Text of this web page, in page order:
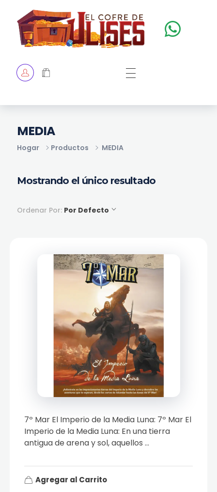
TIENDA
Hogar Productos MEDIA
MEDIA
Mostrando el único resultado
Ordenar Por: Por Defecto
7º Mar El Imperio de la Media Luna: 7º Mar El
Imperio de la Media Luna: En una tierra
antigua de arena y sol, aquellos ...
Agregar al Carrito